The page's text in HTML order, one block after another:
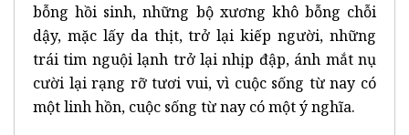
bỗng hồi sinh, những bộ xương khô bỗng chỗi
dậy, mặc lấy da thịt, trở lại kiếp người, những
trái tim nguội lạnh trở lại nhịp đập, ánh mắt nụ
cười lại rạng rỡ tươi vui, vì cuộc sống từ nay có
một linh hồn, cuộc sống từ nay có một ý nghĩa.